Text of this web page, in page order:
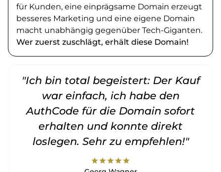
für Kunden, eine einprägsame Domain erzeugt
besseres Marketing und eine eigene Domain
macht unabhängig gegenüber Tech-Giganten.
Wer zuerst zuschlägt, erhält diese Domain!
"Ich bin total begeistert: Der Kauf
war einfach, ich habe den
AuthCode für die Domain sofort
erhalten und konnte direkt
loslegen. Sehr zu empfehlen!"
starstarstarstarstar